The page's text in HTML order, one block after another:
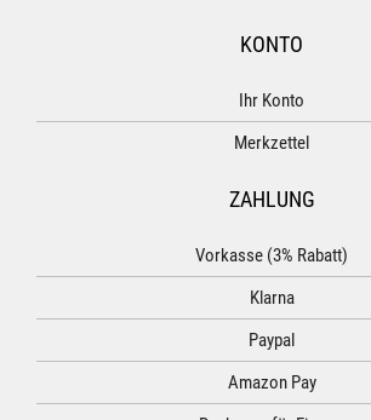
KONTO
Ihr Konto
Merkzettel
ZAHLUNG
Vorkasse (3% Rabatt)
Klarna
Paypal
Amazon Pay